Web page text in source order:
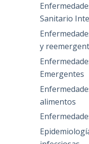
Sanitario
y
Emergentes
alimentos